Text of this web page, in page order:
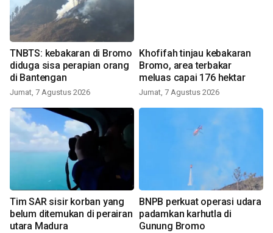
TNBTS: kebakaran di Bromo
diduga sisa perapian orang
di Bantengan
Jumat, 7 Agustus 2026
Khofifah tinjau kebakaran
Bromo, area terbakar
meluas capai 176 hektar
Jumat, 7 Agustus 2026
Tim SAR sisir korban yang
belum ditemukan di perairan
utara Madura
BNPB perkuat operasi udara
padamkan karhutla di
Gunung Bromo